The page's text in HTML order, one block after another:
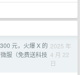
元，火爆 X 的
服（免费送科技
2025 年
4 月 22
日